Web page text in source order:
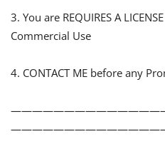
3. You are REQUIRES A
Commercial Use
4. CONTACT ME before any